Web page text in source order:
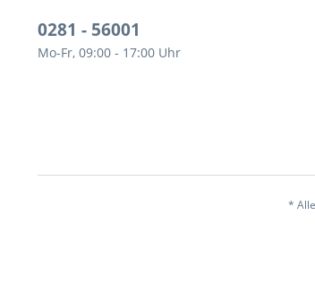
0281 - 56001
Mo-Fr, 09:00 - 17:00 Uhr
*